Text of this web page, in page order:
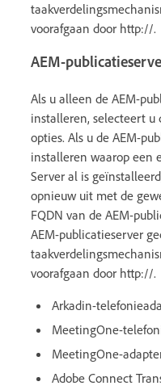
voorafgaan door http://.
AEM-
Als u alleen de AEM-
installeren, selecteert u
opties. Als u de AEM-
installeren waarop een
Server al is
opnieuw uit met de
FQDN van de AEM-
AEM-publicatieserver
voorafgaan door http://.
Arkadin-
MeetingOne-
MeetingOne-
Adobe Connect